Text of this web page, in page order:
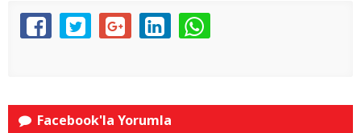
Facebook'la Yorumla